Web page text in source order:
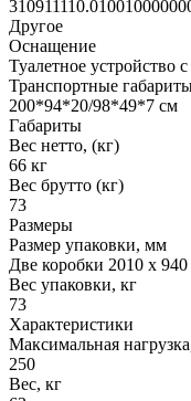
Другое
Оснащение
Туалетное устройство
Транспортные
200*94*20/98*49*7 см
Габариты
Вес нетто, (кг)
66 кг
Вес брутто (кг)
73
Размеры
Размер упаковки, мм
Две коробки 2010 х
Вес упаковки, кг
73
Характеристики
Максимальная
250
Вес, кг